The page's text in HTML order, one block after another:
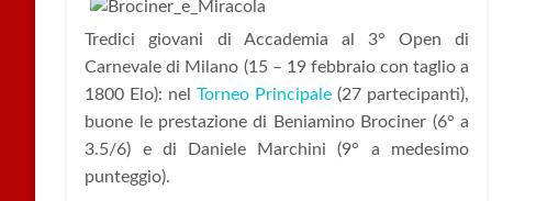
Tredici giovani di Accademia al 3° Open di
Carnevale di Milano (15 – 19 febbraio con taglio a
1800 Elo): nelTorneo Principale (27 partecipanti),
buone le prestazione di Beniamino Brociner (6° a
3.5/6) e di Daniele Marchini (9° a medesimo
punteggio).